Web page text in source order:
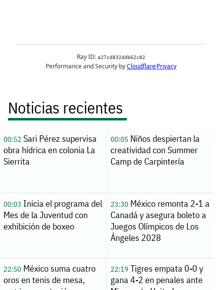
Noticias recientes
00:52Sari Pérez supervisa
obra hídrica en colonia La
Sierrita
00:05Niños despiertan la
creatividad con Summer
Camp de Carpintería
00:03 Inicia el programa del
Mes de la Juventud con
exhibición de boxeo
23:30México remonta 2-1 a
Canadá y asegura boleto a
Juegos Olímpicos de Los
Ángeles 2028
22:50México suma cuatro
oros en tenis de mesa,
22:19Tigres empata 0-0 y
gana 4-2 en penales ante